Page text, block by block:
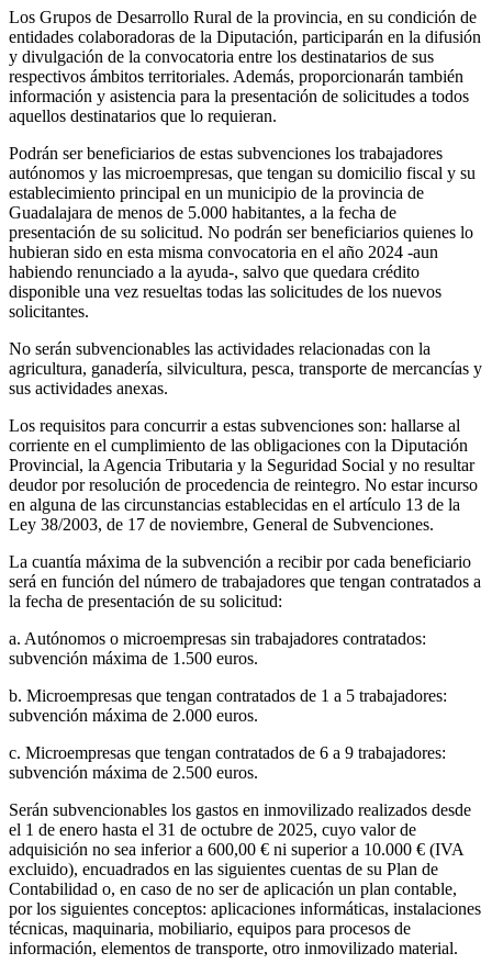
Los Grupos de Desarrollo Rural de la provincia, en su condición de
entidades colaboradoras de la Diputación, participarán en la difusión
y divulgación de la convocatoria entre los destinatarios de sus
respectivos ámbitos territoriales. Además, proporcionarán también
información y asistencia para la presentación de solicitudes a todos
aquellos destinatarios que lo requieran.
Podrán ser beneficiarios de estas subvenciones los trabajadores
autónomos y las microempresas, que tengan su domicilio fiscal y su
establecimiento principal en un municipio de la provincia de
Guadalajara de menos de 5.000 habitantes, a la fecha de
presentación de su solicitud. No podrán ser beneficiarios quienes lo
hubieran sido en esta misma convocatoria en el año 2024 -aun
habiendo renunciado a la ayuda-, salvo que quedara crédito
disponible una vez resueltas todas las solicitudes de los nuevos
solicitantes.
No serán subvencionables las actividades relacionadas con la
agricultura, ganadería, silvicultura, pesca, transporte de mercancías y
sus actividades anexas.
Los requisitos para concurrir a estas subvenciones son: hallarse al
corriente en el cumplimiento de las obligaciones con la Diputación
Provincial, la Agencia Tributaria y la Seguridad Social y no resultar
deudor por resolución de procedencia de reintegro. No estar incurso
en alguna de las circunstancias establecidas en el artículo 13 de la
Ley 38/2003, de 17 de noviembre, General de Subvenciones.
La cuantía máxima de la subvención a recibir por cada beneficiario
será en función del número de trabajadores que tengan contratados a
la fecha de presentación de su solicitud:
a. Autónomos o microempresas sin trabajadores contratados:
subvención máxima de 1.500 euros.
b. Microempresas que tengan contratados de 1 a 5 trabajadores:
subvención máxima de 2.000 euros.
c. Microempresas que tengan contratados de 6 a 9 trabajadores:
subvención máxima de 2.500 euros.
Serán subvencionables los gastos en inmovilizado realizados desde
el 1 de enero hasta el 31 de octubre de 2025, cuyo valor de
adquisición no sea inferior a 600,00 € ni superior a 10.000 € (IVA
excluido), encuadrados en las siguientes cuentas de su Plan de
Contabilidad o, en caso de no ser de aplicación un plan contable,
por los siguientes conceptos: aplicaciones informáticas, instalaciones
técnicas, maquinaria, mobiliario, equipos para procesos de
información, elementos de transporte, otro inmovilizado material.